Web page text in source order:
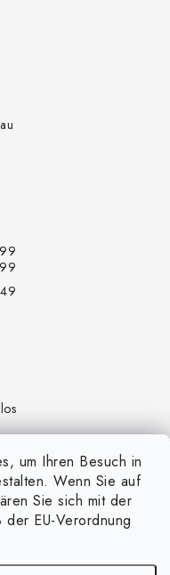
um Ihren Besuch in
Wenn Sie auf
Sie sich mit der
EU-Verordnung